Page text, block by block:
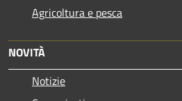
Agricoltura e pesca
NOVITÀ
Notizie